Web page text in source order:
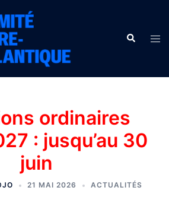
ordinaires
: jusqu’au 30
juin
21 MAI 2026 ACTUALITÉS